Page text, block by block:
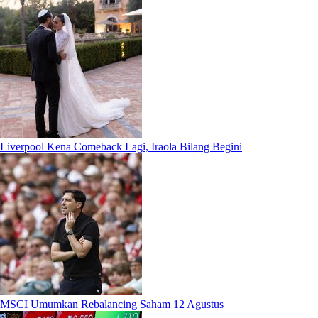
Liverpool Kena Comeback Lagi, Iraola Bilang Begini
MSCI Umumkan Rebalancing Saham 12 Agustus